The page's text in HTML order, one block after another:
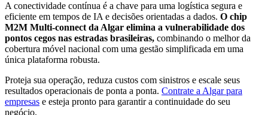
A conectividade contínua é a chave para uma logística segura e
eficiente em tempos de IA e decisões orientadas a dados. O chip
M2M Multi-connect da Algar elimina a vulnerabilidade dos
pontos cegos nas estradas brasileiras, combinando o melhor da
cobertura móvel nacional com uma gestão simplificada em uma
única plataforma robusta.
Proteja sua operação, reduza custos com sinistros e escale seus
resultados operacionais de ponta a ponta. Contrate a Algar para
empresas e esteja pronto para garantir a continuidade do seu
negócio.